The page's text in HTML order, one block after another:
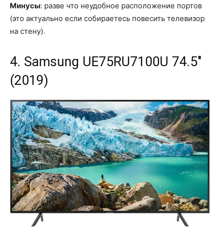
Минусы: разве что неудобное расположение портов
(это актуально если собираетесь повесить телевизор
на стену).
4. Samsung UE75RU7100U 74.5"
(2019)